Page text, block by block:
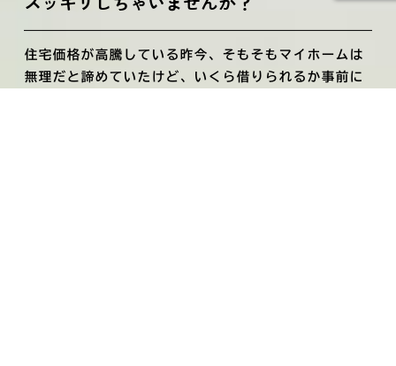
住宅価格が高騰している昨今、そもそもマイホームは
無理だと諦めていたけど、いくら借りられるか事前に